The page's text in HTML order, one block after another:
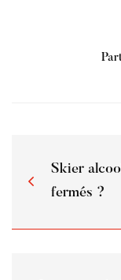
Skier
fermés ?